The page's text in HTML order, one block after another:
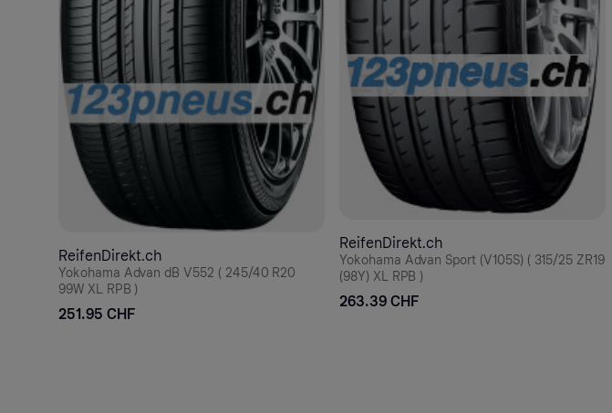
ReifenDirekt.ch
Yokohama Advan dB V552 ( 245/40 R20
99W XL RPB )
251.95 CHF
ReifenDirekt.ch
Yokohama Advan Sport (V105S) ( 315/25 ZR19
(98Y) XL RPB )
263.39 CHF